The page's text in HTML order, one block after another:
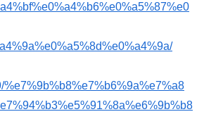
%e7%9b%b8%e7%b6%9a%e7%a8